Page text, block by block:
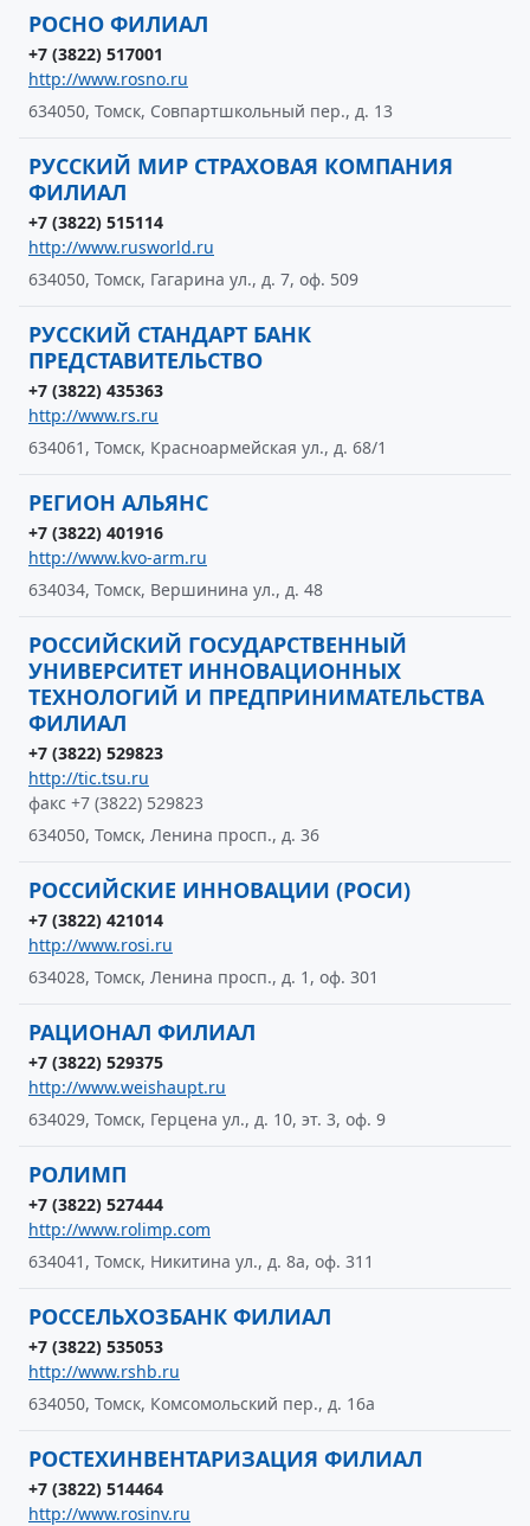
РОСНО ФИЛИАЛ
+7 (3822) 517001
http://www.rosno.ru
634050, Томск, Совпартшкольный пер., д. 13
РУССКИЙ МИР СТРАХОВАЯ КОМПАНИЯ
ФИЛИАЛ
+7 (3822) 515114
http://www.rusworld.ru
634050, Томск, Гагарина ул., д. 7, оф. 509
РУССКИЙ СТАНДАРТ БАНК
ПРЕДСТАВИТЕЛЬСТВО
+7 (3822) 435363
http://www.rs.ru
634061, Томск, Красноармейская ул., д. 68/1
РЕГИОН АЛЬЯНС
+7 (3822) 401916
http://www.kvo-arm.ru
634034, Томск, Вершинина ул., д. 48
РОССИЙСКИЙ ГОСУДАРСТВЕННЫЙ
УНИВЕРСИТЕТ ИННОВАЦИОННЫХ
ТЕХНОЛОГИЙ И ПРЕДПРИНИМАТЕЛЬСТВА
ФИЛИАЛ
+7 (3822) 529823
http://tic.tsu.ru
факс +7 (3822) 529823
634050, Томск, Ленина просп., д. 36
РОССИЙСКИЕ ИННОВАЦИИ (РОСИ)
+7 (3822) 421014
http://www.rosi.ru
634028, Томск, Ленина просп., д. 1, оф. 301
РАЦИОНАЛ ФИЛИАЛ
+7 (3822) 529375
http://www.weishaupt.ru
634029, Томск, Герцена ул., д. 10, эт. 3, оф. 9
РОЛИМП
+7 (3822) 527444
http://www.rolimp.com
634041, Томск, Никитина ул., д. 8а, оф. 311
РОССЕЛЬХОЗБАНК ФИЛИАЛ
+7 (3822) 535053
http://www.rshb.ru
634050, Томск, Комсомольский пер., д. 16а
РОСТЕХИНВЕНТАРИЗАЦИЯ ФИЛИАЛ
+7 (3822) 514464
http://www.rosinv.ru